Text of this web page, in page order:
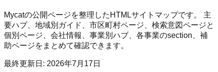
Mycatの公開ページを整理したHTMLサイトマップです。 主
要ハブ、地域別ガイド、市区町村ページ、検索意図ページと
個別ページ、会社情報、事業別ハブ、各事業のsection、補
助ページをまとめて確認できます。
最終更新日: 2026年7月17日